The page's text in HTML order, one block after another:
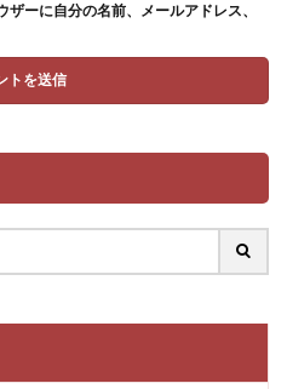
ーに自分の名前、メールアドレス、